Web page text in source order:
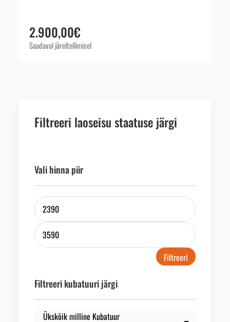
Filtreeri laoseisu staatuse järgi
Vali hinna piir
Filtreeri
Filtreeri kubatuuri järgi
2.900,00€
Saadaval järeltellimisel